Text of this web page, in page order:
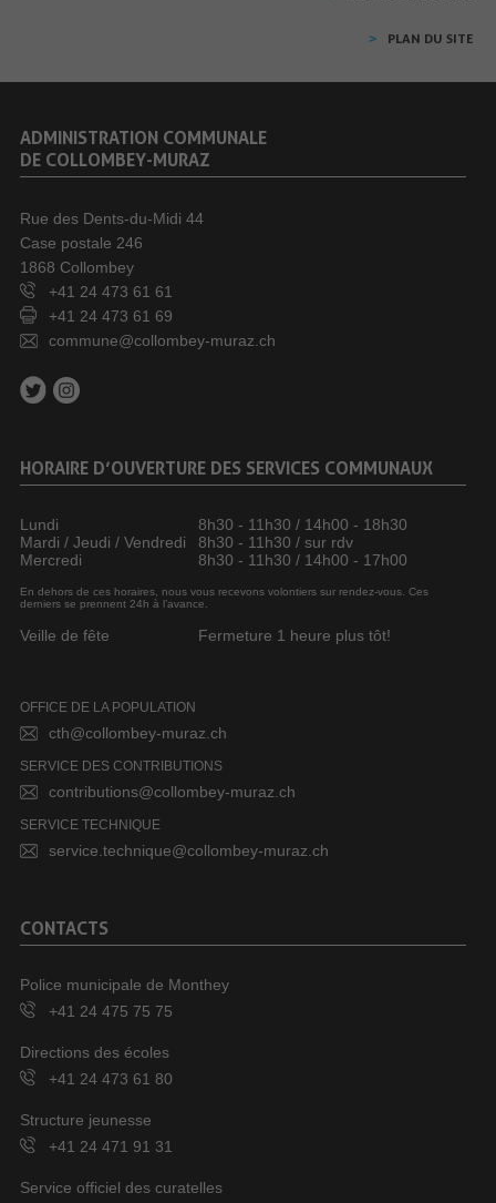
PLAN DU SITE
ADMINISTRATION COMMUNALE
DE COLLOMBEY-MURAZ
Rue des Dents-du-Midi 44
Case postale 246
1868 Collombey
+41 24 473 61 61
+41 24 473 61 69
commune@collombey-muraz.ch
HORAIRE D’OUVERTURE DES SERVICES COMMUNAUX
Lundi
8h30 - 11h30 / 14h00 - 18h30
Mardi / Jeudi / Vendredi
8h30 - 11h30 / sur rdv
Mercredi
8h30 - 11h30 / 14h00 - 17h00
En dehors de ces horaires, nous vous recevons volontiers sur rendez-vous. Ces
derniers se prennent 24h à l’avance.
Veille de fête Fermeture 1 heure plus tôt!
OFFICE DE LA POPULATION
cth@collombey-muraz.ch
SERVICE DES CONTRIBUTIONS
contributions@collombey-muraz.ch
SERVICE TECHNIQUE
service.technique@collombey-muraz.ch
CONTACTS
Police municipale de Monthey
+41 24 475 75 75
Directions des écoles
+41 24 473 61 80
Structure jeunesse
+41 24 471 91 31
Service officiel des curatelles